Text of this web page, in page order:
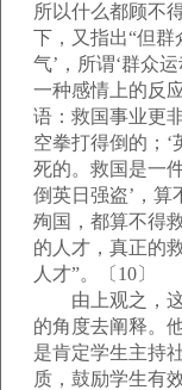
所以什么都顾不
下，又指出“但群
气’，所谓‘群众
一种感情上的反
语：救国事业更
空拳打得倒的；‘
死的。救国是一
倒英日强盗’，算
殉国，都算不得
的人才，真正的
人才”。〔10〕
由上观之，这
的角度去阐释。
是肯定学生主持
质，鼓励学生有